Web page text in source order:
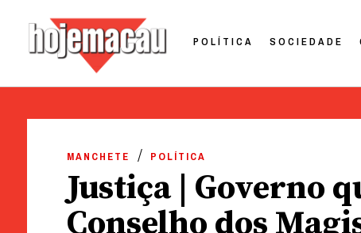
POLÍTICA SOCIEDADE
MANCHETE POLÍTICA
Justiça | Governo
Conselho dos